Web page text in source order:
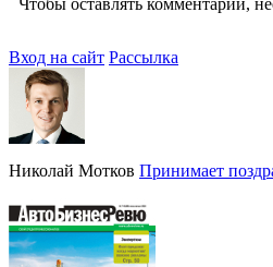
Вход на сайт Рассылка
Николай Мотков Принимает